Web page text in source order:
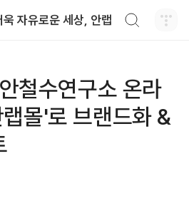
욱 자유로운 세상, 안랩
철수연구소 온라
몰'로 브랜드화 &